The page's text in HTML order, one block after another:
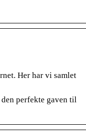
Her har vi samlet
perfekte gaven til